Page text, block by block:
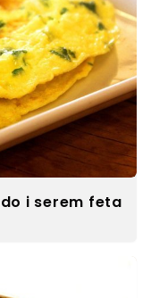
i serem feta